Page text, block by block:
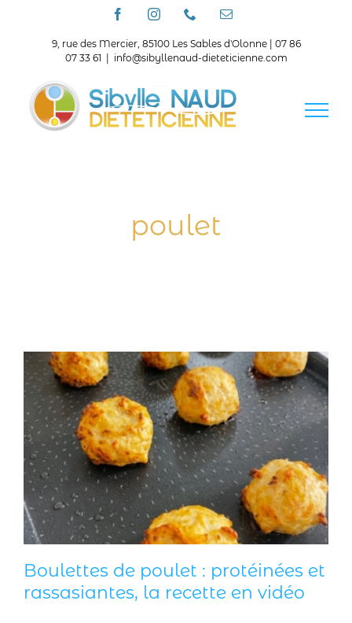
FacebookInstagramTéléphoneEmail
9, rue des Mercier, 85100 Les Sables d'Olonne | 07 86
07 33 61
info@sibyllenaud-dieteticienne.com
poulet
Boulettes de poulet : protéinées et
rassasiantes, la recette en vidéo